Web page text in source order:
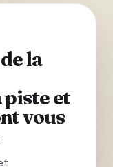
la
piste et
vous